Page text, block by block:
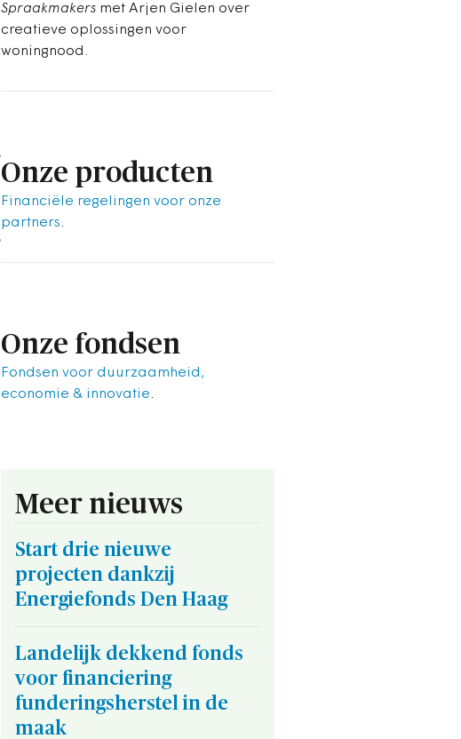
Spraakmakers met Arjen Gielen over
creatieve oplossingen voor
woningnood.
Onze producten
Financiële regelingen voor onze
partners.
Onze fondsen
Fondsen voor duurzaamheid,
economie & innovatie.
Meer nieuws
Start drie nieuwe
projecten dankzij
Energiefonds Den Haag
Landelijk dekkend fonds
voor financiering
funderingsherstel in de
maak